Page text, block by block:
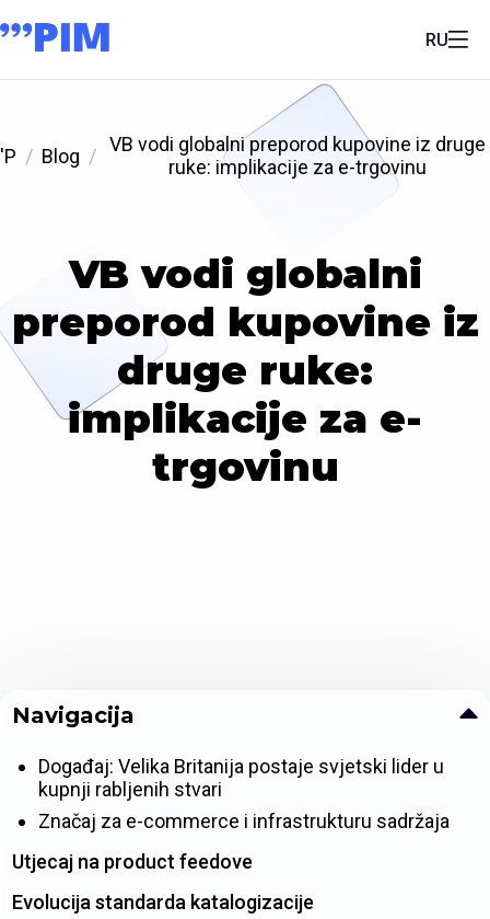
RU
'P Blog
VB vodi globalni preporod kupovine iz druge
ruke: implikacije za e-trgovinu
VB vodi globalni
preporod kupovine iz
druge ruke:
implikacije za e-
trgovinu
Navigacija
Događaj: Velika Britanija postaje svjetski lider u
kupnji rabljenih stvari
Značaj za e-commerce i infrastrukturu sadržaja
Utjecaj na product feedove
Evolucija standarda katalogizacije